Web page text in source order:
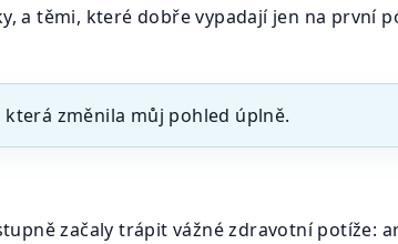
a těmi, které dobře vypadají jen na první
která změnila můj pohled úplně.
začaly trápit vážné zdravotní potíže: